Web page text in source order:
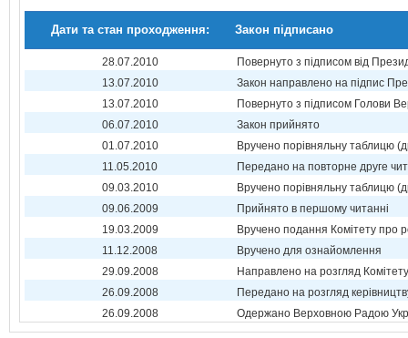
Дати та стан проходження: Закон підписано
28.07.2010
Повернуто з підписом від
13.07.2010
Закон направлено на підпис
13.07.2010
Повернуто з підписом Голови
06.07.2010
Закон прийнято
01.07.2010
Вручено порівняльну таблицю
11.05.2010
Передано на повторне друге
09.03.2010
Вручено порівняльну таблицю
09.06.2009
Прийнято в першому читанні
19.03.2009
Вручено подання Комітету про
11.12.2008
Вручено для ознайомлення
29.09.2008
Направлено на розгляд Комітету
26.09.2008
Передано на розгляд
26.09.2008
Одержано Верховною Радою